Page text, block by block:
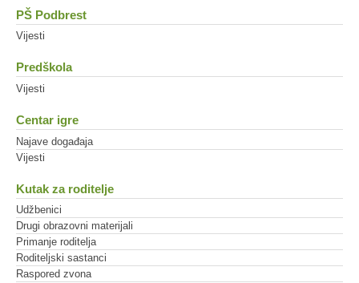
PŠ Podbrest
Vijesti
Predškola
Vijesti
Centar igre
Najave događaja
Vijesti
Kutak za roditelje
Udžbenici
Drugi obrazovni materijali
Primanje roditelja
Roditeljski sastanci
Raspored zvona